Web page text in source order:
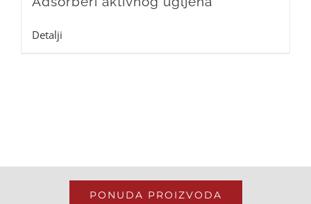
Detalji
PONUDA PROIZVODA